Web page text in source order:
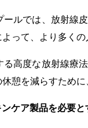
ルでは、放射線
って、より多くの
高度な放射線療
憩を減らすため
ケア製品を必要と